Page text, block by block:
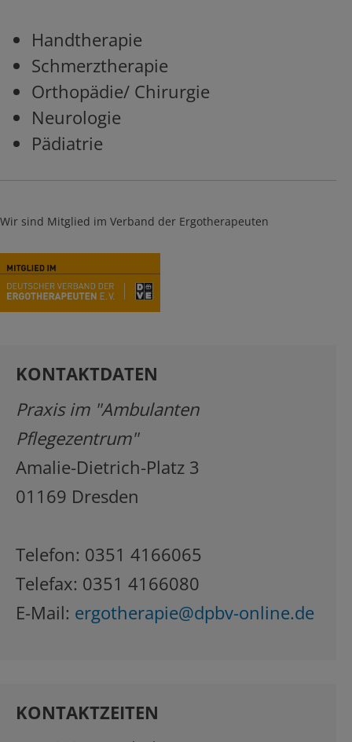
Handtherapie
Schmerztherapie
Orthopädie/ Chirurgie
Neurologie
Pädiatrie
Wir sind Mitglied im Verband der Ergotherapeuten
KONTAKTDATEN
Praxis im "Ambulanten
Pflegezentrum"
Amalie-Dietrich-Platz 3
01169 Dresden
Telefon: 0351 4166065
Telefax: 0351 4166080
E-Mail: ergotherapie@dpbv-online.de
KONTAKTZEITEN